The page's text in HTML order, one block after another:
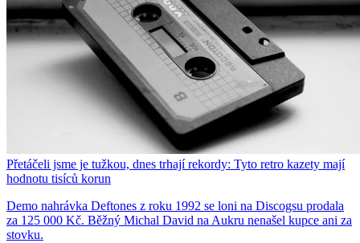
Přetáčeli jsme je tužkou, dnes trhají rekordy: Tyto retro kazety mají
hodnotu tisíců korun
Demo nahrávka Deftones z roku 1992 se loni na Discogsu prodala
za 125 000 Kč. Běžný Michal David na Aukru nenašel kupce ani za
stovku.